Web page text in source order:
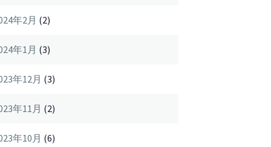
年2月 (2)
年1月 (3)
年12月 (3)
年11月 (2)
年10月 (6)